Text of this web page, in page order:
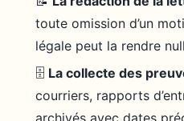
toute omission d’un
légale peut la rendre
🗄️ La collecte des
courriers, rapports